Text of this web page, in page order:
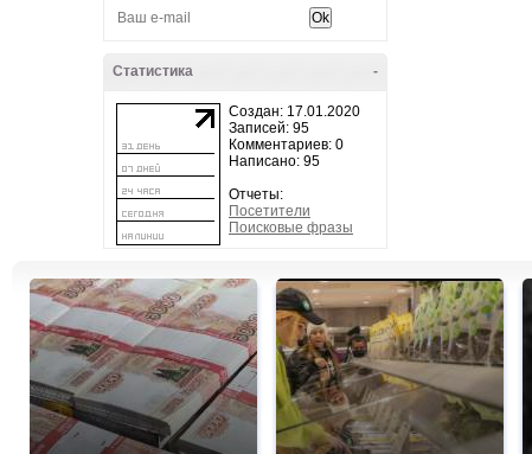
-
Статистика
Создан: 17.01.2020
Записей: 95
Комментариев: 0
Написано: 95
Отчеты:
Посетители
Поисковые фразы